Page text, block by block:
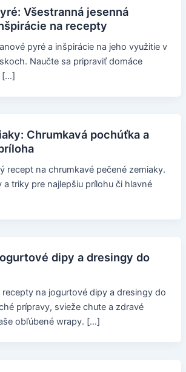
Všestranná jesenná
na recepty
pyré a inšpirácie na jeho využitie v
Naučte sa pripraviť domáce
[…]
Chrumkavá pochúťka a
recept na chrumkavé pečené zemiaky.
triky pre najlepšiu prílohu či hlavné
dipy a dresingy do
recepty na jogurtové dipy a dresingy do
prípravy, svieže chute a zdravé
obľúbené wrapy. […]